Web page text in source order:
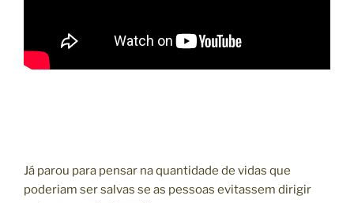
Já parou para pensar na quantidade de vidas que
poderiam ser salvas se as pessoas evitassem dirigir